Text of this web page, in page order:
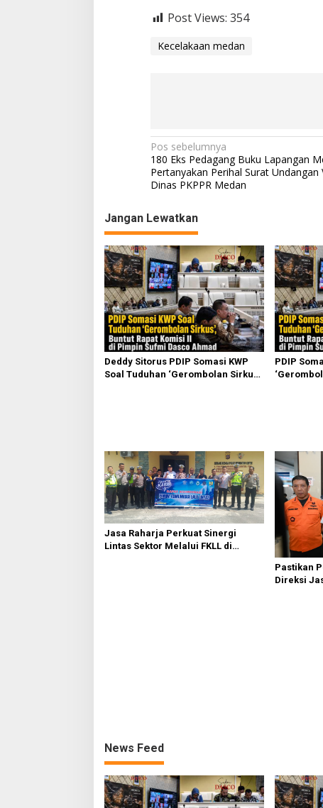
Post Views: 354
Kecelakaan medan
N
a
v
g
a
s
i
p
o
s
Pos sebelumnya
180 Eks Pedagang Buku Lapangan
Pertanyakan Perihal Surat Undangan
Dinas PKPPR Medan
Jangan Lewatkan
Deddy Sitorus PDIP Somasi KWP
Soal Tuduhan ‘Gerombolan Sirkus’,
PDIP
Jasa Raharja Perkuat Sinergi
Lintas Sektor Melalui FKLL di
Pastikan
Direksi
News Feed